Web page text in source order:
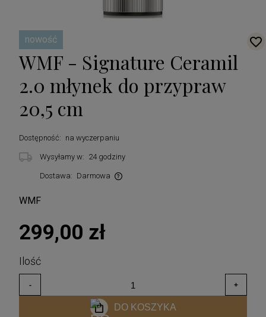
nowość
WMF - Signature Ceramil
2.0 młynek do przypraw
20,5 cm
Dostępność: na wyczerpaniu
Wysyłamy w: 24 godziny
Dostawa: Darmowa
WMF
299,00 zł
DO KOSZYKA